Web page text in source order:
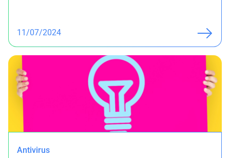
11/07/2024
Antivirus